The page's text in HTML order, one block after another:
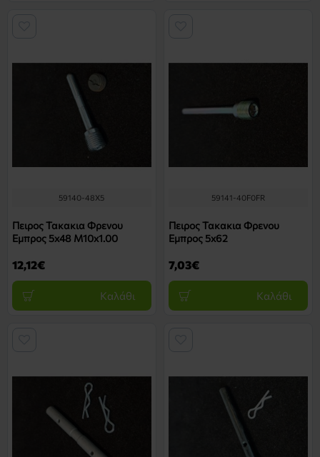
59140-48X5
Πειρος Τακακια Φρενου
Εμπρος 5x48 M10x1.00
12,12€
Καλάθι
59141-40F0FR
Πειρος Τακακια Φρενου
Εμπρος 5x62
7,03€
Καλάθι